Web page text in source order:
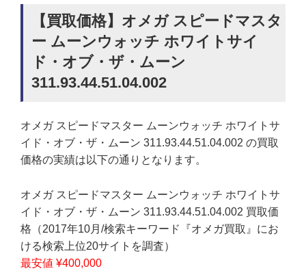
【買取価格】オメガ スピードマスタ
ー ムーンウォッチ ホワイトサイ
ド・オブ・ザ・ムーン
311.93.44.51.04.002
オメガ スピードマスター ムーンウォッチ ホワイトサ
イド・オブ・ザ・ムーン 311.93.44.51.04.002 の買取
価格の実績は以下の通りとなります。
オメガ スピードマスター ムーンウォッチ ホワイトサ
イド・オブ・ザ・ムーン 311.93.44.51.04.002 買取価
格（2017年10月/検索キーワード『オメガ買取』にお
ける検索上位20サイトを調査）
最安値 ¥400,000